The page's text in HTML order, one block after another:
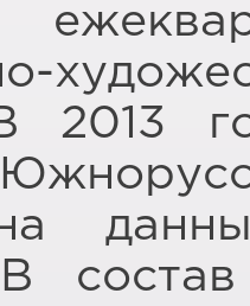
2013
В